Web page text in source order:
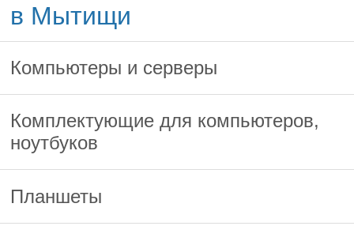
в Мытищи
Компьютеры и серверы
Комплектующие для компьютеров,
ноутбуков
Планшеты